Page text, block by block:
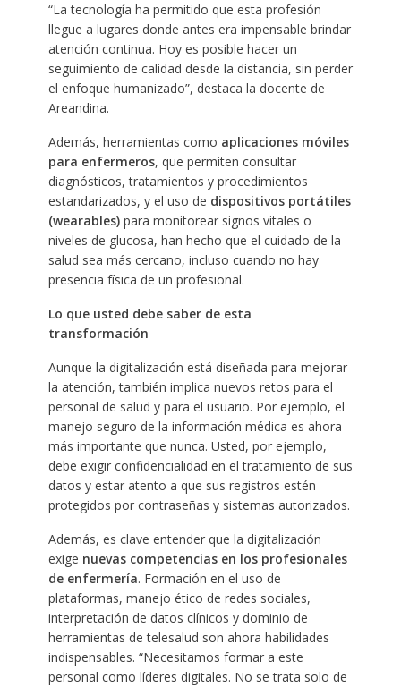
“La tecnología ha permitido que esta profesión
llegue a lugares donde antes era impensable brindar
atención continua. Hoy es posible hacer un
seguimiento de calidad desde la distancia, sin perder
el enfoque humanizado”, destaca la docente de
Areandina.
Además, herramientas como aplicaciones móviles
para enfermeros, que permiten consultar
diagnósticos, tratamientos y procedimientos
estandarizados, y el uso de dispositivos portátiles
(wearables)para monitorear signos vitales o
niveles de glucosa, han hecho que el cuidado de la
salud sea más cercano, incluso cuando no hay
presencia física de un profesional.
Lo que usted debe saber de esta
transformación
Aunque la digitalización está diseñada para mejorar
la atención, también implica nuevos retos para el
personal de salud y para el usuario. Por ejemplo, el
manejo seguro de la información médica es ahora
más importante que nunca. Usted, por ejemplo,
debe exigir confidencialidad en el tratamiento de sus
datos y estar atento a que sus registros estén
protegidos por contraseñas y sistemas autorizados.
Además, es clave entender que la digitalización
exige nuevas competencias en los profesionales
de enfermería. Formación en el uso de
plataformas, manejo ético de redes sociales,
interpretación de datos clínicos y dominio de
herramientas de telesalud son ahora habilidades
indispensables. “Necesitamos formar a este
personal como líderes digitales. No se trata solo de